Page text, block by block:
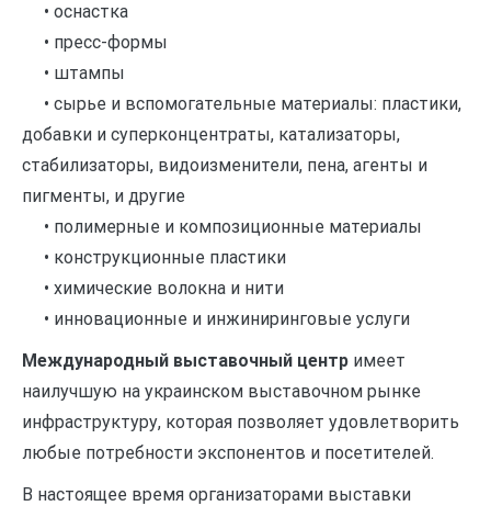
• оснастка
• пресс-формы
• штампы
• сырье и вспомогательные материалы: пластики,
добавки и суперконцентраты, катализаторы,
стабилизаторы, видоизменители, пена, агенты и
пигменты, и другие
• полимерные и композиционные материалы
• конструкционные пластики
• химические волокна и нити
• инновационные и инжиниринговые услуги
Международный выставочный центр имеет
наилучшую на украинском выставочном рынке
инфраструктуру, которая позволяет удовлетворить
любые потребности экспонентов и посетителей.
В настоящее время организаторами выставки